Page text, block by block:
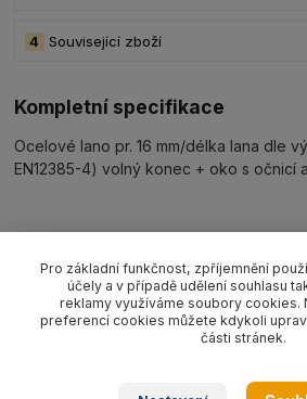
Související zboží
4
Kompletní specifikace
Ocelové lano pr. 16 mm/délka lana dle
EN12385-4) volný konec + oko s očnicí
Související zboží 4
Pro základní funkčnost, zpříjemnění
účely a v případě udělení souhlasu
reklamy využíváme soubory cookies.
preferencí cookies můžete kdykoli
části stránek.